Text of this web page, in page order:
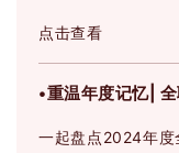
点击查看
•重温年度记忆|
一起盘点2024年度